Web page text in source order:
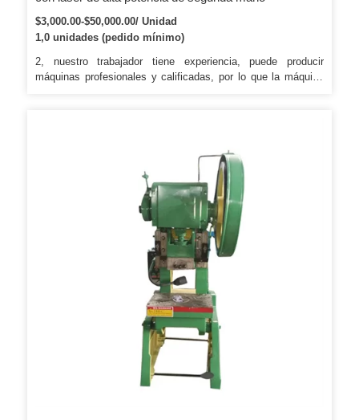
$3,000.00-$50,000.00/ Unidad
1,0 unidades (pedido mínimo)
2, nuestro trabajador tiene experiencia, puede producir
máquinas profesionales y calificadas, por lo que la máquina
empresa cuenta con un equipo de servicio técnico
internacional y brinda servicios en línea las 24 horas y
soporte técnico para los clientes.